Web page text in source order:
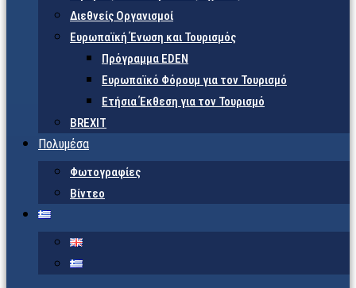
Διεθνείς Οργανισμοί
Ευρωπαϊκή Ένωση και Τουρισμός
Πρόγραμμα EDEN
Ευρωπαϊκό Φόρουμ για τον Τουρισμό
Ετήσια Έκθεση για τον Τουρισμό
BREXIT
Πολυμέσα
Φωτογραφίες
Βίντεο